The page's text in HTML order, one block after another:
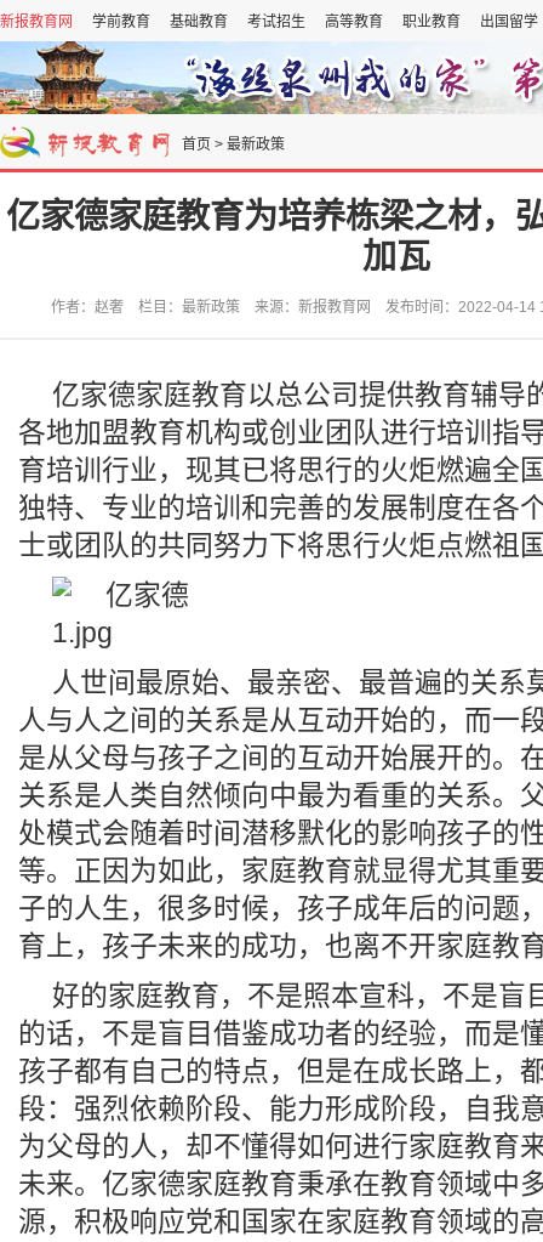
新报教育网 学前教育 基础教育 考试招生 高等教育 职业教育 出国留学
首页 > 最新政策
亿家德家庭教育为培养栋梁之材，
加瓦
作者：赵奢 栏目：最新政策 来源：新报教育网 发布时间：2022-04-14
亿家德家庭教育以总公司提供教育辅导
各地加盟教育机构或创业团队进行培训指
育培训行业，现其已将思行的火炬燃遍全
独特、专业的培训和完善的发展制度在各
士或团队的共同努力下将思行火炬点燃祖
人世间最原始、最亲密、最普遍的关系
人与人之间的关系是从互动开始的，而一
是从父母与孩子之间的互动开始展开的。
关系是人类自然倾向中最为看重的关系。
处模式会随着时间潜移默化的影响孩子的
等。正因为如此，家庭教育就显得尤其重
子的人生，很多时候，孩子成年后的问题
育上，孩子未来的成功，也离不开家庭教
好的家庭教育，不是照本宣科，不是盲
的话，不是盲目借鉴成功者的经验，而是
孩子都有自己的特点，但是在成长路上，
段：强烈依赖阶段、能力形成阶段，自我
为父母的人，却不懂得如何进行家庭教育
未来。亿家德家庭教育秉承在教育领域中
源，积极响应党和国家在家庭教育领域的